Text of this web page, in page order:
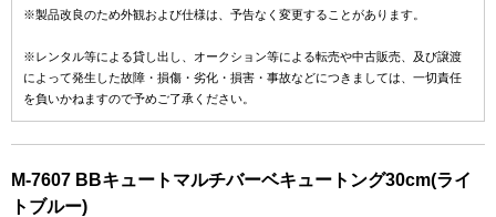
※製品改良のため外観および仕様は、予告なく変更することがあります。
※レンタル等による貸し出し、オークション等による転売や中古販売、及び譲渡
によって発生した故障・損傷・劣化・損害・事故などにつきましては、一切責任
を負いかねますので予めご了承ください。
M-7607 BBキュートマルチバーベキュートング30cm(ライ
トブルー)